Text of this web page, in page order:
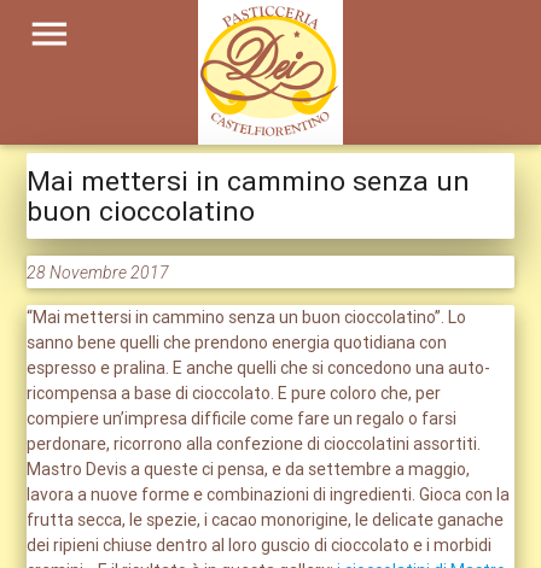
menu
Mai mettersi in cammino senza un
buon cioccolatino
28 Novembre 2017
“Mai mettersi in cammino senza un buon cioccolatino”. Lo
sanno bene quelli che prendono energia quotidiana con
espresso e pralina. E anche quelli che si concedono una auto-
ricompensa a base di cioccolato. E pure coloro che, per
compiere un’impresa difficile come fare un regalo o farsi
perdonare, ricorrono alla confezione di cioccolatini assortiti.
Mastro Devis a queste ci pensa, e da settembre a maggio,
lavora a nuove forme e combinazioni di ingredienti. Gioca con la
frutta secca, le spezie, i cacao monorigine, le delicate ganache
dei ripieni chiuse dentro al loro guscio di cioccolato e i morbidi